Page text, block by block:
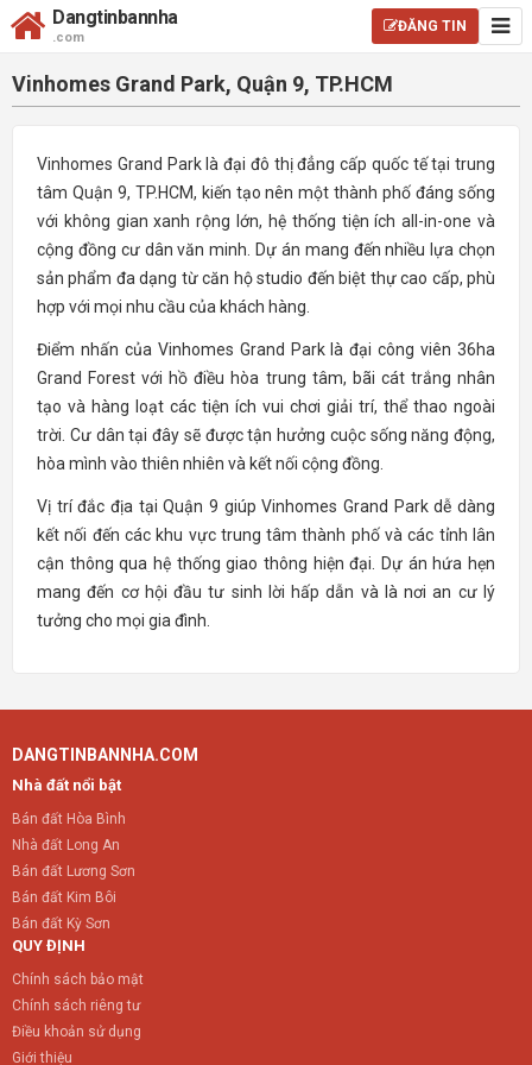
Dangtinbannha
.com
ĐĂNG TIN
Vinhomes Grand Park, Quận 9, TP.HCM
Vinhomes Grand Park là đại đô thị đẳng cấp quốc tế tại trung
tâm Quận 9, TP.HCM, kiến tạo nên một thành phố đáng sống
với không gian xanh rộng lớn, hệ thống tiện ích all-in-one và
cộng đồng cư dân văn minh. Dự án mang đến nhiều lựa chọn
sản phẩm đa dạng từ căn hộ studio đến biệt thự cao cấp, phù
hợp với mọi nhu cầu của khách hàng.
Điểm nhấn của Vinhomes Grand Park là đại công viên 36ha
Grand Forest với hồ điều hòa trung tâm, bãi cát trắng nhân
tạo và hàng loạt các tiện ích vui chơi giải trí, thể thao ngoài
trời. Cư dân tại đây sẽ được tận hưởng cuộc sống năng động,
hòa mình vào thiên nhiên và kết nối cộng đồng.
Vị trí đắc địa tại Quận 9 giúp Vinhomes Grand Park dễ dàng
kết nối đến các khu vực trung tâm thành phố và các tỉnh lân
cận thông qua hệ thống giao thông hiện đại. Dự án hứa hẹn
mang đến cơ hội đầu tư sinh lời hấp dẫn và là nơi an cư lý
tưởng cho mọi gia đình.
DANGTINBANNHA.COM
Nhà đất nổi bật
Bán đất Hòa Bình
Nhà đất Long An
Bán đất Lương Sơn
Bán đất Kim Bôi
Bán đất Kỳ Sơn
QUY ĐỊNH
Chính sách bảo mật
Chính sách riêng tư
Điều khoản sử dụng
Giới thiệu